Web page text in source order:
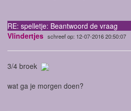
RE: spelletje: Beantwoord de vraag
Vlindertjes schreef op: 12-07-2016 20:50:07
3/4 broek
wat ga je morgen doen?